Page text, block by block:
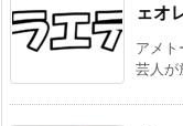
ェオ
アメ
芸人が